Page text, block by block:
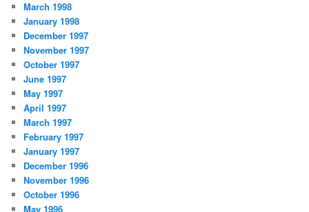
March 1998
January 1998
December 1997
November 1997
October 1997
June 1997
May 1997
April 1997
March 1997
February 1997
January 1997
December 1996
November 1996
October 1996
May 1996